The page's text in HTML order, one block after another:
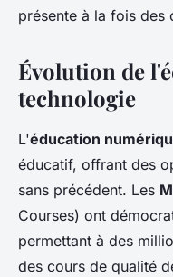
présente à la fois des
Évolution de
technologie
L'éducation
éducatif, offrant des
sans précédent. Les
Courses) ont
permettant à des
des cours de qualité